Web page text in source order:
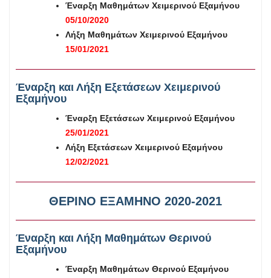
Έναρξη Μαθημάτων Χειμερινού Εξαμήνου
05/10/2020
Λήξη Μαθημάτων Χειμερινού Εξαμήνου
15/01/2021
Έναρξη και Λήξη Εξετάσεων Χειμερινού
Εξαμήνου
Έναρξη Εξετάσεων Χειμερινού Εξαμήνου
25/01/2021
Λήξη Εξετάσεων Χειμερινού Εξαμήνου
12/02/2021
ΘΕΡΙΝΟ ΕΞΑΜΗΝΟ 2020-2021
Έναρξη και Λήξη Μαθημάτων Θερινού
Εξαμήνου
Έναρξη Μαθημάτων Θερινού Εξαμήνου